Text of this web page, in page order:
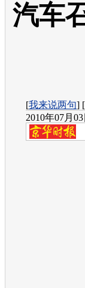
汽车
[我来说两句]
2010年07月